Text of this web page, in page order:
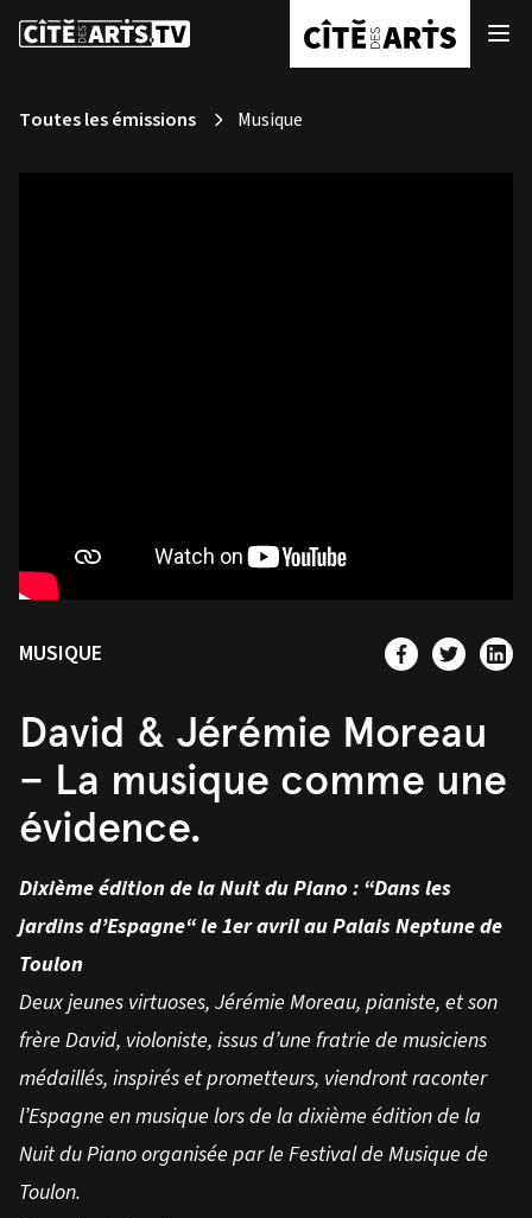
Toutes les émissions Musique
MUSIQUE
David & Jérémie Moreau
– La musique comme une
évidence.
Dixième édition de la Nuit du Piano : “Dans les
jardins d’Espagne“ le 1er avril au Palais Neptune de
Toulon
Deux jeunes virtuoses, Jérémie Moreau, pianiste, et son
frère David, violoniste, issus d’une fratrie de musiciens
médaillés, inspirés et prometteurs, viendront raconter
l’Espagne en musique lors de la dixième édition de la
Nuit du Piano organisée par le Festival de Musique de
Toulon.